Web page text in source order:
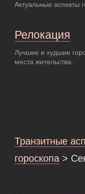
Актуальные аспекты
Релокация
Лучшие и худшие
места жительства
Транзитные
гороскопа >